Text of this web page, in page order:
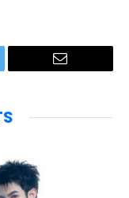
Email